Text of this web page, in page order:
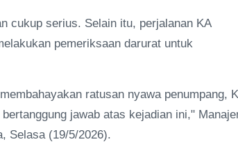
cukup serius. Selain itu, perjalanan KA
pemeriksaan darurat untuk
ratusan nyawa penumpang,
jawab atas kejadian ini,"
Selasa (19/5/2026).